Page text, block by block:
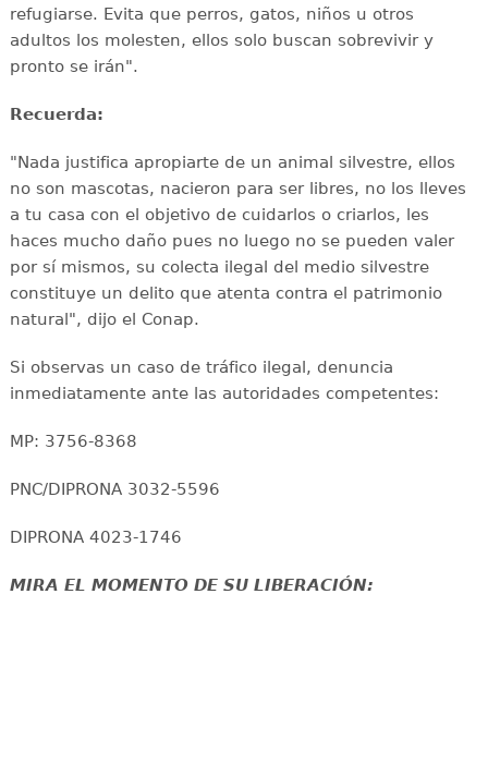
refugiarse. Evita que perros, gatos, niños u otros
adultos los molesten, ellos solo buscan sobrevivir y
pronto se irán".
Recuerda:
"Nada justifica apropiarte de un animal silvestre, ellos
no son mascotas, nacieron para ser libres, no los lleves
a tu casa con el objetivo de cuidarlos o criarlos, les
haces mucho daño pues no luego no se pueden valer
por sí mismos, su colecta ilegal del medio silvestre
constituye un delito que atenta contra el patrimonio
natural", dijo el Conap.
Si observas un caso de tráfico ilegal, denuncia
inmediatamente ante las autoridades competentes:
MP: 3756-8368
PNC/DIPRONA 3032-5596
DIPRONA 4023-1746
MIRA EL MOMENTO DE SU LIBERACIÓN: